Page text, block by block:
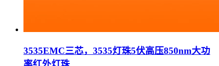
3535EMC三芯，3535灯珠5伏高压850nm大功
率红外灯珠